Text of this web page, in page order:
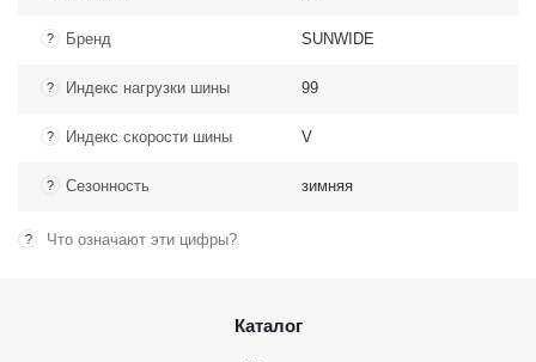
? Бренд SUNWIDE
? Индекс нагрузки шины 99
? Индекс скорости шины V
? Сезонность зимняя
? Что означают эти цифры?
Каталог